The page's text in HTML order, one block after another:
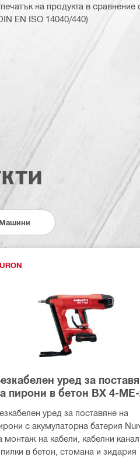
на продукта в сравнение
EN ISO 14040/440)
Машини
уред за
пирони в бетон BX 4-
уред за поставяне на
с акумулаторна батерия
монтаж на кабели, кабелни
в бетон, стомана и зидария